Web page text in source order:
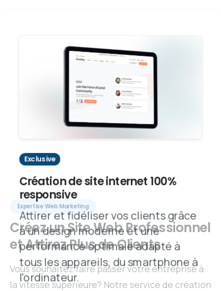
Exclusive
Création de site internet 100%
responsive
Attirer et fidéliser vos clients grâce
à un design moderne et une
performance optimale adapté à
tous les appareils, du smartphone à
l'ordinateur.
Expertise Web Marketing
CréezunSiteWeb Professionnel
etAttirezPlusdeClients
Vous souhaitez faire passer votre entreprise à
la vitesse supérieure? Notre service de création